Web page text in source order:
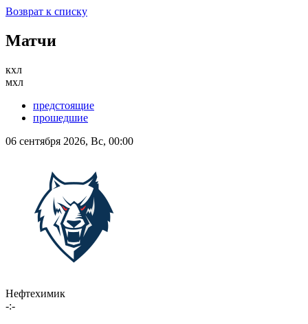
Возврат к списку
Матчи
кхл
мхл
предстоящие
прошедшие
06 сентября 2026, Вс, 00:00
Нефтехимик
-:-